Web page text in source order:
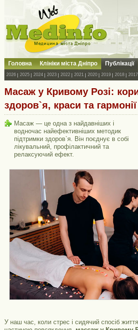
Головна Клініки міста Дніпро Публікації
2026 2025 2024 2023 2022 2021 2020 2019 2018 2017
Масаж у Кривому Розі:
здоров`я, краси та гармонії
Масаж — це одна з найдавніших і
водночас найефективніших методик
підтримки здоров`я. Він поєднує в собі
лікувальний, профілактичний та
релаксуючий ефект.
У наш час, коли стрес і сидячий спосіб